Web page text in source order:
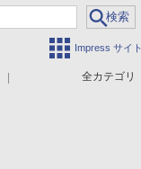
Impress サイト
全カテゴリ